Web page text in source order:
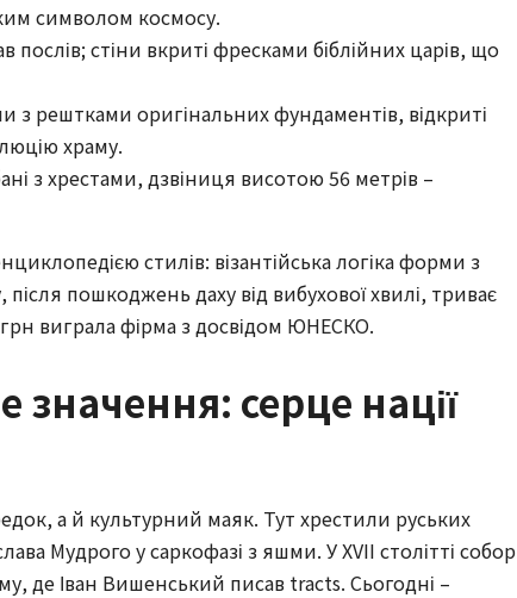
символом космосу.
послів; стіни вкриті фресками біблійних царів, що
з рештками оригінальних фундаментів, відкриті
храму.
з хрестами, дзвіниця висотою 56 метрів –
стилів: візантійська логіка форми з
пошкоджень даху від вибухової хвилі, триває
виграла фірма з досвідом ЮНЕСКО.
значення: серце нації
а й культурний маяк. Тут хрестили руських
Мудрого у саркофазі з яшми. У XVII столітті собор
де Іван Вишенський писав tracts. Сьогодні –